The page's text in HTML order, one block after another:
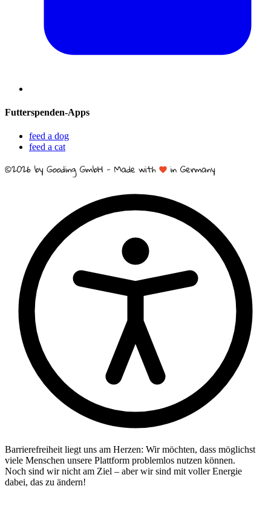
Futterspenden-Apps
feed a dog
feed a cat
Barrierefreiheit liegt uns am Herzen: Wir möchten, dass möglichst
viele Menschen unsere Plattform problemlos nutzen können.
Noch sind wir nicht am Ziel – aber wir sind mit voller Energie
dabei, das zu ändern!